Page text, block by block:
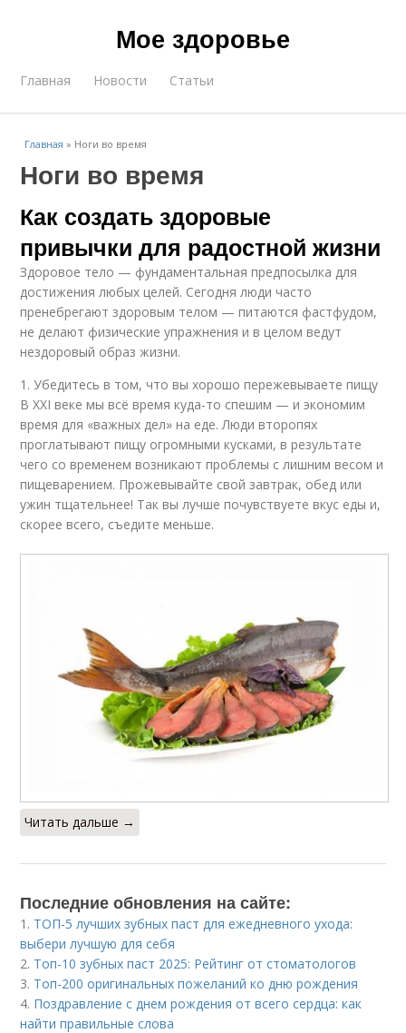
Мое здоровье
Главная Новости Статьи
Главная » Ноги во время
Ноги во время
Как создать здоровые
привычки для радостной жизни
Здоровое тело — фундаментальная предпосылка для
достижения любых целей. Сегодня люди часто
пренебрегают здоровым телом — питаются фастфудом,
не делают физические упражнения и в целом ведут
нездоровый образ жизни.
1. Убедитесь в том, что вы хорошо пережевываете пищу
В XXI веке мы всё время куда-то спешим — и экономим
время для «важных дел» на еде. Люди второпях
проглатывают пищу огромными кусками, в результате
чего со временем возникают проблемы с лишним весом и
пищеварением. Прожевывайте свой завтрак, обед или
ужин тщательнее! Так вы лучше почувствуете вкус еды и,
скорее всего, съедите меньше.
Читать дальше →
Последние обновления на сайте:
1. ТОП-5 лучших зубных паст для ежедневного ухода:
выбери лучшую для себя
2. Топ-10 зубных паст 2025: Рейтинг от стоматологов
3. Топ-200 оригинальных пожеланий ко дню рождения
4. Поздравление с днем рождения от всего сердца: как
найти правильные слова